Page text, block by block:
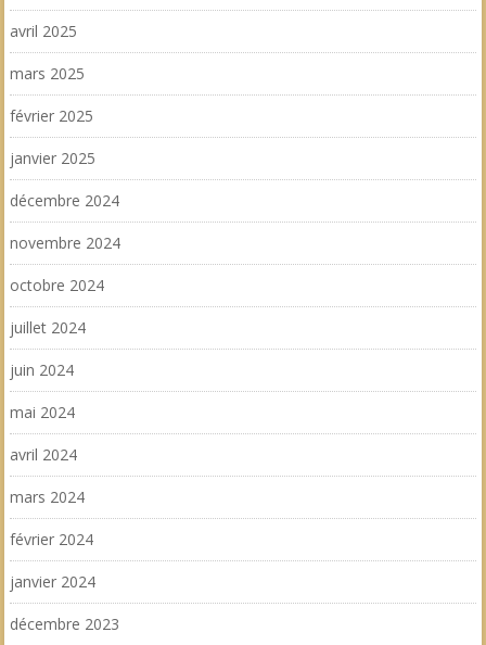
avril 2025
mars 2025
février 2025
janvier 2025
décembre 2024
novembre 2024
octobre 2024
juillet 2024
juin 2024
mai 2024
avril 2024
mars 2024
février 2024
janvier 2024
décembre 2023